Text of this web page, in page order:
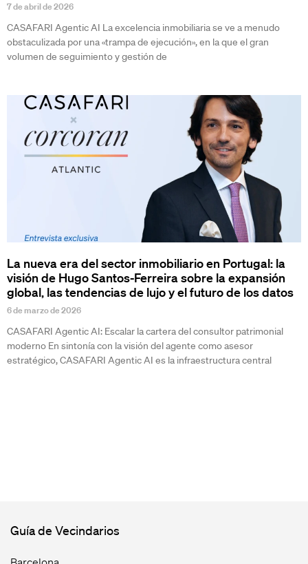
7 de abril de 2026
CASAFARI Agentic AI La excelencia inmobiliaria se ve a menudo
obstaculizada por una «trampa de ejecución», en la que el gran
volumen de seguimiento y gestión de
La nueva era del sector inmobiliario en Portugal: la
visión de Hugo Santos-Ferreira sobre la expansión
global, las tendencias de lujo y el futuro de los datos
6 de marzo de 2026
CASAFARI Agentic AI: Escalar la cartera del consultor patrimonial
moderno En sintonía con la visión del agente como asesor
estratégico, CASAFARI Agentic AI es la infraestructura central
Guía de Vecindarios